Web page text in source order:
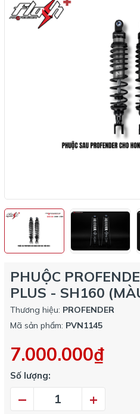
PHUỘC
PLUS - SH160
Thương hiệu: PROFENDER
Mã sản phẩm: PVN1145
7.000.000₫
Số lượng:
– +